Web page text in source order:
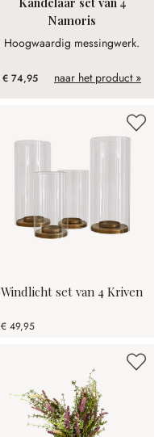
Namoris
Hoogwaardig messingwerk.
€ 74,95 naar het product »
Windlicht set van 4 Kriven
€ 49,95